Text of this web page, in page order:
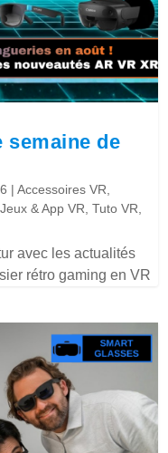
semaine de
|Accessoires VR,
Jeux & App VR,Tuto VR,
avec les actualités
rétro gaming en VR